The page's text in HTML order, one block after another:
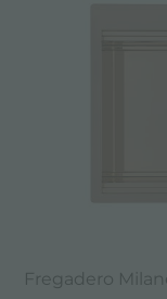
Fregadero